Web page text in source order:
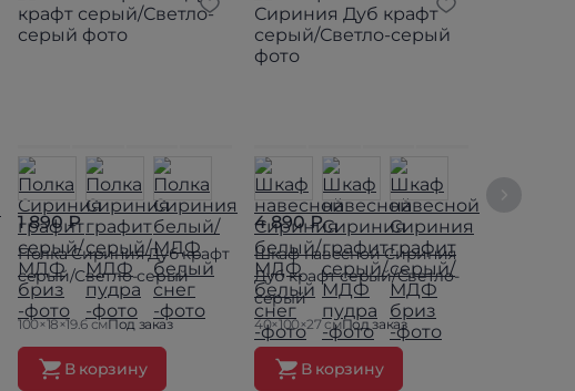
1 890 ₽
Полка Сириния Дуб крафт
серый/Светло-серый
100×18×19.6 смПод заказ
В корзину
4 890 ₽
Шкаф навесной Сириния
Дуб крафт серый/Светло-
серый
40×100×27 смПод заказ
В корзину